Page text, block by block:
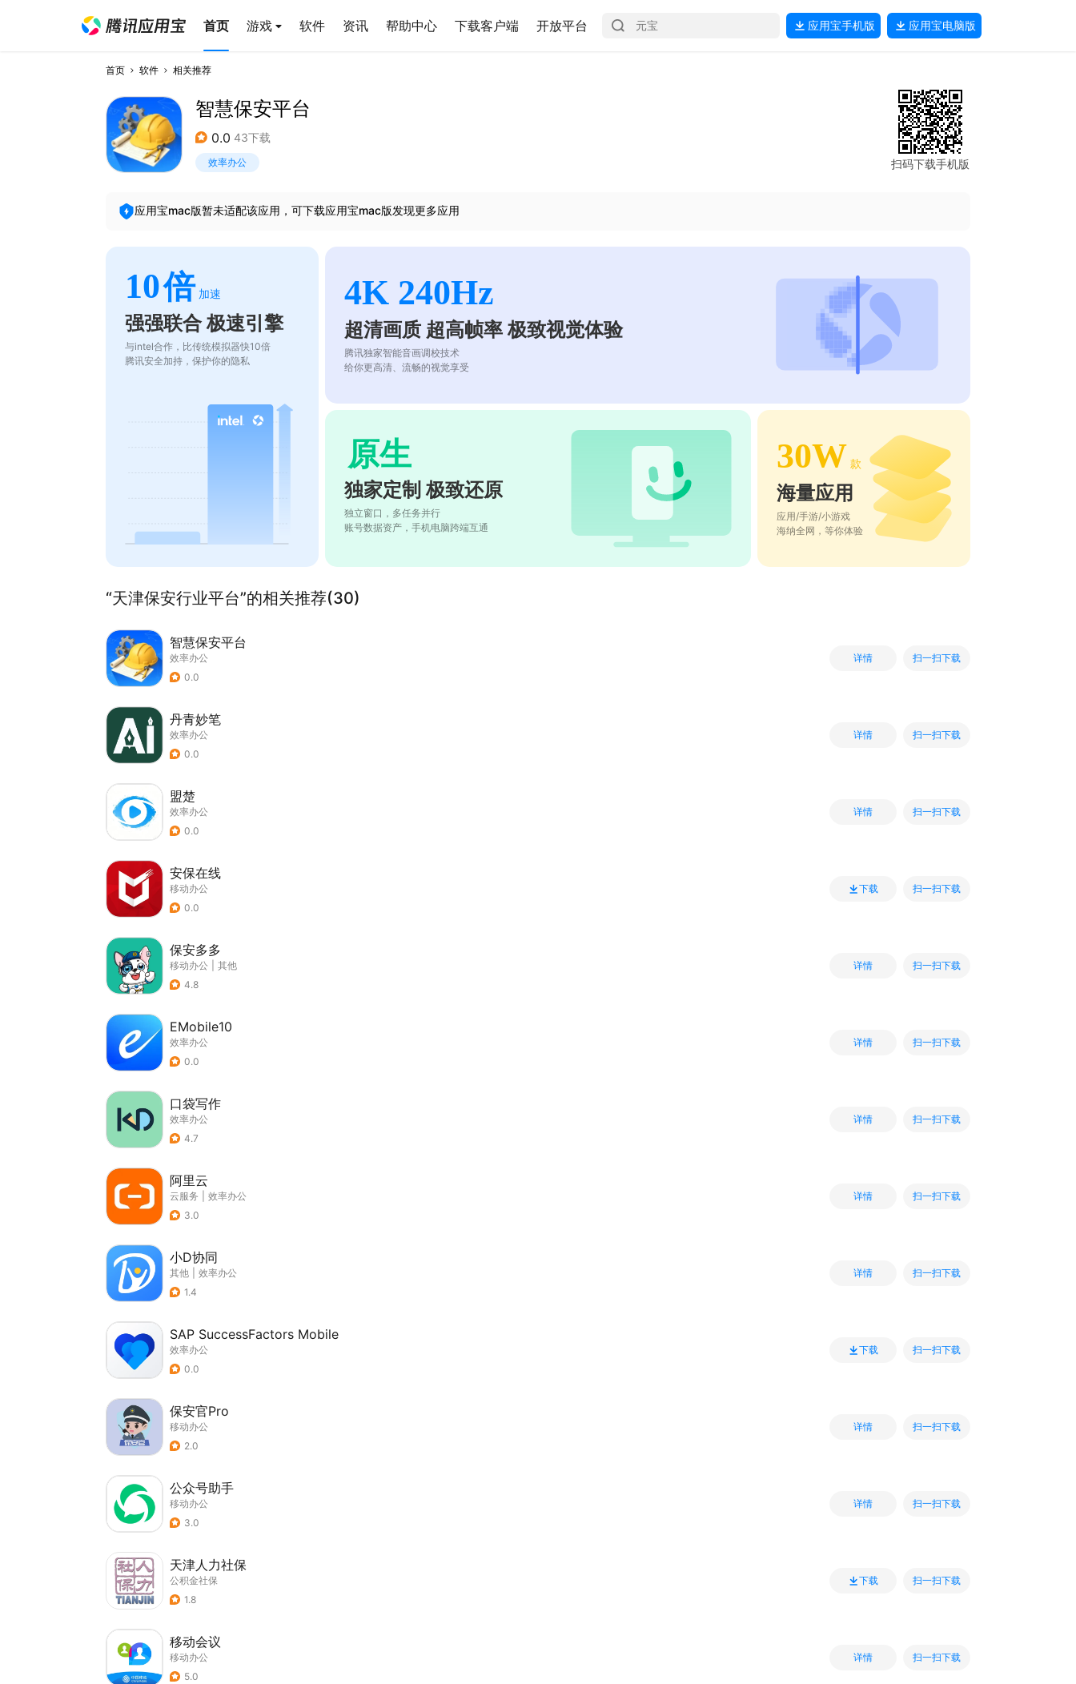
首页 游戏 软件 资讯 帮助中心 下载客户端 开放平台 应用宝手机版 应用宝电脑版
首页 软件 相关推荐
智慧保安平台
0.0 43下载
效率办公 扫码下载手机版
应用宝mac版暂未适配该应用，可下载应用宝mac版发现更多应用
10倍 加速
强强联合 极速引擎
与intel合作，比传统模拟器快10倍
腾讯安全加持，保护你的隐私
4K 240Hz
超清画质 超高帧率 极致视觉体验
腾讯独家智能音画调校技术
给你更高清、流畅的视觉享受
原生
独家定制 极致还原
独立窗口，多任务并行
账号数据资产，手机电脑跨端互通
30W 款
海量应用
应用/手游/小游戏
海纳全网，等你体验
“天津保安行业平台”的相关推荐(30)
智慧保安平台
效率办公
0.0
详情 扫一扫下载
丹青妙笔
效率办公
0.0
详情 扫一扫下载
盟楚
效率办公
0.0
详情 扫一扫下载
安保在线
移动办公
0.0
下载 扫一扫下载
保安多多
移动办公
其他
4.8
详情 扫一扫下载
EMobile10
效率办公
0.0
详情 扫一扫下载
口袋写作
效率办公
4.7
详情 扫一扫下载
阿里云
云服务
效率办公
3.0
详情 扫一扫下载
小D协同
其他
效率办公
1.4
详情 扫一扫下载
SAP SuccessFactors Mobile
效率办公
0.0
下载 扫一扫下载
保安官Pro
移动办公
2.0
详情 扫一扫下载
公众号助手
移动办公
3.0
详情 扫一扫下载
天津人力社保
公积金社保
1.8
下载 扫一扫下载
移动会议
移动办公
5.0
详情 扫一扫下载